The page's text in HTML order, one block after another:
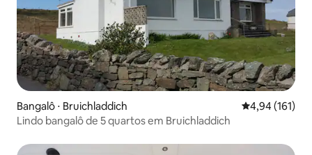
Bangalô ⋅ Bruichladdich 4,94 de uma
4,94 (161)
Lindo bangalô de 5 quartos em Bruichladdich